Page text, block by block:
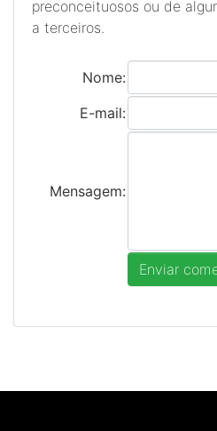
preconceituosos ou de
a terceiros.
Nome:
E-mail:
Mensagem: